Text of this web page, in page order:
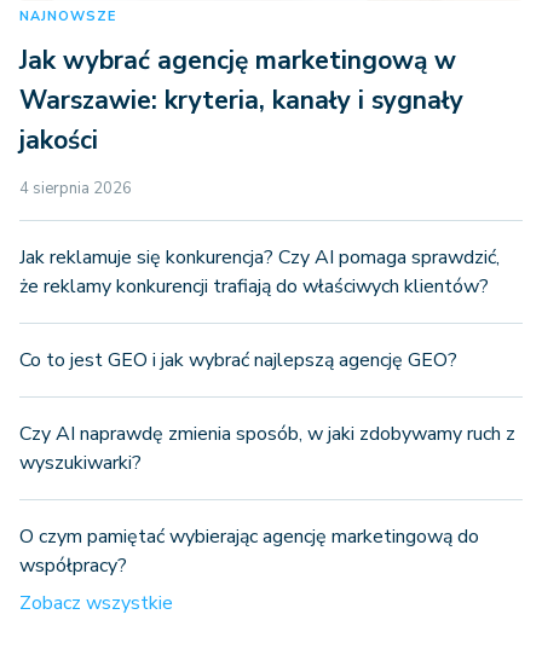
NAJNOWSZE
Jak wybrać agencję marketingową w
Warszawie: kryteria, kanały i sygnały
jakości
4 sierpnia 2026
Jak reklamuje się konkurencja? Czy AI pomaga sprawdzić,
że reklamy konkurencji trafiają do właściwych klientów?
Co to jest GEO i jak wybrać najlepszą agencję GEO?
Czy AI naprawdę zmienia sposób, w jaki zdobywamy ruch z
wyszukiwarki?
O czym pamiętać wybierając agencję marketingową do
współpracy?
Zobacz wszystkie